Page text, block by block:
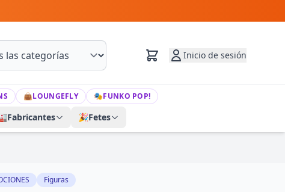
Inicio de sesión
👜LOUNGEFLY 🎭FUNKO POP!
Fabricantes 🎉Fetes
Figuras